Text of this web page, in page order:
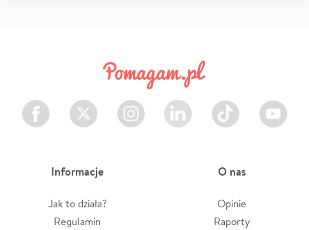
Facebook Twitter Instagram LinkedIn TikTok Youtube
Informacje
Jak to działa?
Regulamin
O nas
Opinie
Raporty